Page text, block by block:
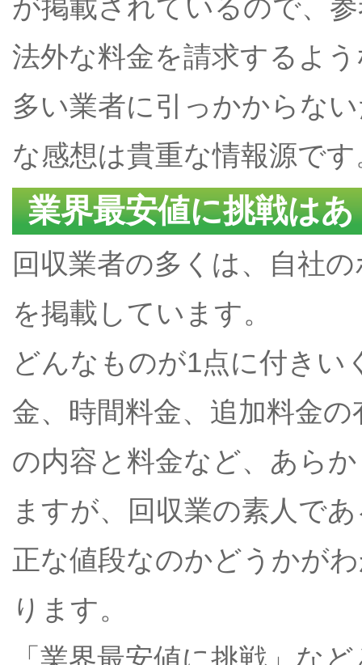
が掲載されているので、
法外な料金を請求するよ
多い業者に引っかからな
な感想は貴重な情報源です
業界最安値に挑戦は
回収業者の多くは、自社
を掲載しています。
どんなものが1点に付きい
金、時間料金、追加料金
の内容と料金など、あら
ますが、回収業の素人で
正な値段なのかどうかが
ります。
「業界最安値に挑戦」な